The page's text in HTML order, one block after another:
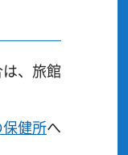
、旅館
健所へ